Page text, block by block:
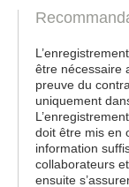
être nécessaire
preuve du
uniquement
doit être mis en
information
collaborateurs
ensuite